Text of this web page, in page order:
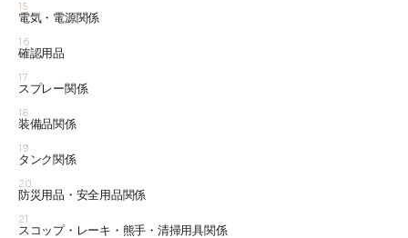
15
電気・電源関係
16
確認用品
17
スプレー関係
18
装備品関係
19
タンク関係
20
防災用品・安全用品関係
21
スコップ・レーキ・熊手・清掃用具関係